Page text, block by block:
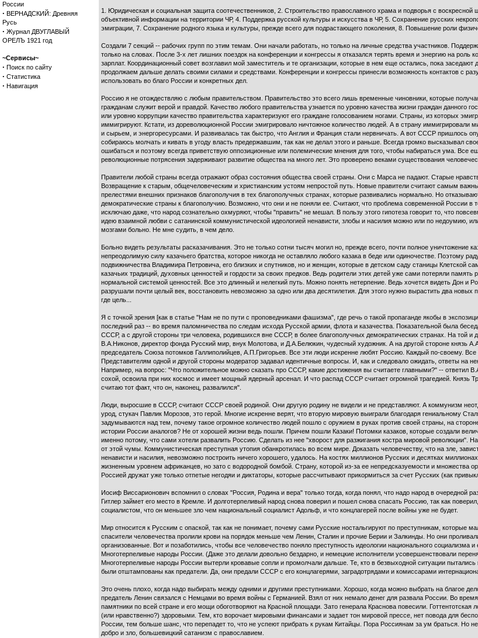
России
· ВЕРНАДСКИЙ: Древняя
Русь
· Журнал ДВУГЛАВЫЙ
ОРЕЛЪ 1921 год
~Сервисы~
· Поиск по сайту
· Статистика
· Навигация
1. Юридическая и социальная защита соотечественников, 2. Строительство православного храма и подворья с
объективной информации на территории ЧР, 4. Поддержка русской культуры и искусства в ЧР, 5. Сохранение русских
эмиграции, 7. Сохранение родного языка и культуры, прежде всего для подрастающего поколения, 8. Повышение роли
Создали 7 секций -- рабочих групп по этим темам. Они начали работать, но только на личные средства участников.
только на словах. После 3-х лет лишних поездок на конференции и конгрессы я отказался терять время и энергию на роль
зарплат. Координационный совет возглавил мой заместитель и те организации, которые в нем еще остались, пока
продолжаем дальше делать своими силами и средствами. Конференции и конгрессы принесли возможность контактов с
использовать во благо России и конкретных дел.
Россию я не отождествляю с любым правительством. Правительство это всего лишь временные чиновники, которые
гражданам служит верой и правдой. Качество любого правительства узнается по уровню качества жизни граждан данного
или уровню коррупции качество правительства характеризуют его граждане голосованием ногами. Страны, из которых
иммигрируют. Кстати, из дореволюционной России эмигрировало ничтожное количество людей. А в страну иммигрировали
и сырьем, и энергоресурсами. И развивалась так быстро, что Англия и Франция стали нервничать. А вот СССР пришлось
собираюсь молчать и кивать в угоду власть предержавшим, так как не делал этого и раньше. Всегда громко высказывал
ошибаться и поэтому всегда приветствую оппозиционные или полемические мнения для того, чтобы набираться ума. Все
революционные потрясения задерживают развитие общества на много лет. Это проверено веками существования
Правители любой страны всегда отражают образ состояния общества своей страны. Они с Марса не падают. Старые
Возвращение к старым, общечеловеческим и христианским устоям непростой путь. Новые правители считают самым
прелестями внешних признаков благополучия в тех благополучных странах, которые развивались нормально. Но
демократические страны к благополучию. Возможно, что они и не поняли ее. Считают, что проблема современной России в
исключаю даже, что народ сознательно охмуряют, чтобы "править" не мешал. В пользу этого гипотеза говорит то, что
идею взаимной любви с сатанинской коммунистической идеологией ненависти, злобы и насилия можно или по недоумию,
мозгами больно. Не мне судить, в чем дело.
Больно видеть результаты расказачивания. Это не только сотни тысяч могил но, прежде всего, почти полное уничтожение
непреодолимую силу казачьего братства, которое никогда не оставляло любого казака в беде или одиночестве. Поэтому
подвижничества Владимира Петровича, его близких и спутников, но и женщин, которые в детском саду станицы
казачьих традиций, духовных ценностей и гордости за своих предков. Ведь родители этих детей уже сами потеряли
нормальной системой ценностей. Все это длинный и нелегкий путь. Можно понять нетерпение. Ведь хочется видеть Дон и
разрушали почти целый век, восстановить невозможно за одно или два десятилетия. Для этого нужно вырастить два новых
где цель...
Я с точкой зрения [как в статье "Нам не по пути с проповедниками фашизма", где речь о такой пропаганде якобы в
последний раз -- во время паломничества по следам исхода Русской армии, флота и казачества. Показательной была
СССР, а с другой стороны три человека, родившихся вне СССР, в более благополучных демократических странах. На той и
В.А.Никонов, директор фонда Русский мир, внук Молотова, и Д.А.Белюкин, чудесный художник. А на другой стороне князь
председатель Союза потомков Галлиполийцев, А.П.Григорьев. Все эти люди искренне любят Россию. Каждый по-своему.
Представителям одной и другой стороны модератор задавал идентичные вопросы. И, как и следовало ожидать, ответы на
Например, на вопрос: "Что положительноe можно сказать про СССР, какие достижения вы считаете главными?" -- ответил
сохой, освоила при них космос и имеет мощный ядерный арсенал. И что распад СССР считает огромной трагедией. Князь
считаю тот факт, что он, наконец, развалился".
Люди, выросшие в СССР, считают СССР своей родиной. Они другую родину не видели и не представляют. А коммунизм
урод, стукач Павлик Морозов, это герой. Многие искренне верят, что вторую мировую выиграли благодаря гениальному
задумываются над тем, почему такое огромное количество людей пошло с оружием в руках против своей страны, на
истории России аналогов? Не от хорошей жизни ведь пошли. Причем пошли Казаки! Потомки казаков, которые создали
именно потому, что сами хотели развалить Россию. Сделать из нее "хворост для разжигания костра мировой революции".
от этой чумы. Коммунистическая преступная утопия обанкротилась во всем мире. Доказать человечеству, что на зле,
ненависти и насилия, невозможно построить ничего хорошего, удалось. На костях миллионов Русских и десятках
жизненным уровнем африканцев, но зато с водородной бомбой. Страну, которой из-за ее непредсказуемости и множества
Россией дружат уже только отпетые негодяи и диктаторы, которые рассчитывают прикормиться за счет Русских (как
Иосиф Виссарионович вспомнил о словах "Россия, Родина и вера" только тогда, когда понял, что надо народ в очередной
Гитлер займет его место в Кремле. И долготерпеливый народ снова поверил и пошел снова спасать Россию, так как
социалистом, что он меньшее зло чем национальный социалист Адольф, и что концлагерей после войны уже не будет.
Мир относится к Русским с опаской, так как не понимает, почему сами Русские ностальгируют по преступникам, которые
спасители человечества пролили крови на порядок меньше чем Ленин, Сталин и прочие Берии и Залкинды. Но они
организованные. Вот и позаботились, чтобы все человечество поняло преступность идеологии национального социализма
Многотерпеливые народы России. (Даже это делали довольно бездарно, и немецкие исполнители усовершенствовали
Многотерпеливые народы России вытерли кровавые сопли и промолчали дальше. Те, кто в безвыходной ситуации пытались
были отштампованы как предатели. Да, они предали СССР с его концлагерями, заградотрядами и комиссарами
Это очень плохо, когда надо выбирать между одними и другими преступниками. Хорошо, когда можно выбрать на благое
предатель Ленин связался с Немцами во время войны с Германией. Взял от них немало денег для развала России. Во
памятники по всей стране и его мощи обоготворяют на Красной площади. Зато генерала Краснова повесили. Готтентотская
(или нравственно?) здоровыми. Тем, кто ворочает мировыми финансами и задает тон мировой прессе, нет повода для
России, тем больше шанс, что перепадет то, что не успеют прибрать к рукам Китайцы. Пора Россиянам за ум браться. Но
добро и зло, большевицкий сатанизм с православием.